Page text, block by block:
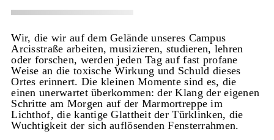
Wir, die wir auf dem Gelände unseres Campus
Arcisstraße arbeiten, musizieren, studieren, lehren
oder forschen, werden jeden Tag auf fast profane
Weise an die toxische Wirkung und Schuld dieses
Ortes erinnert. Die kleinen Momente sind es, die
einen unerwartet überkommen: der Klang der eigenen
Schritte am Morgen auf der Marmortreppe im
Lichthof, die kantige Glattheit der Türklinken, die
Wuchtigkeit der sich auflösenden Fensterrahmen.